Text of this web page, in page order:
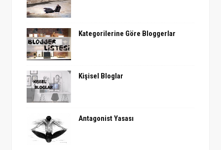
Kategorilerine Göre Bloggerlar
Kişisel Bloglar
Antagonist Yasası